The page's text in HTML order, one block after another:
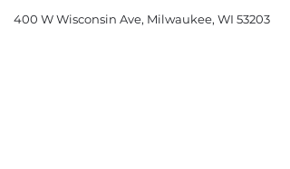
400 W Wisconsin Ave, Milwaukee, WI 53203